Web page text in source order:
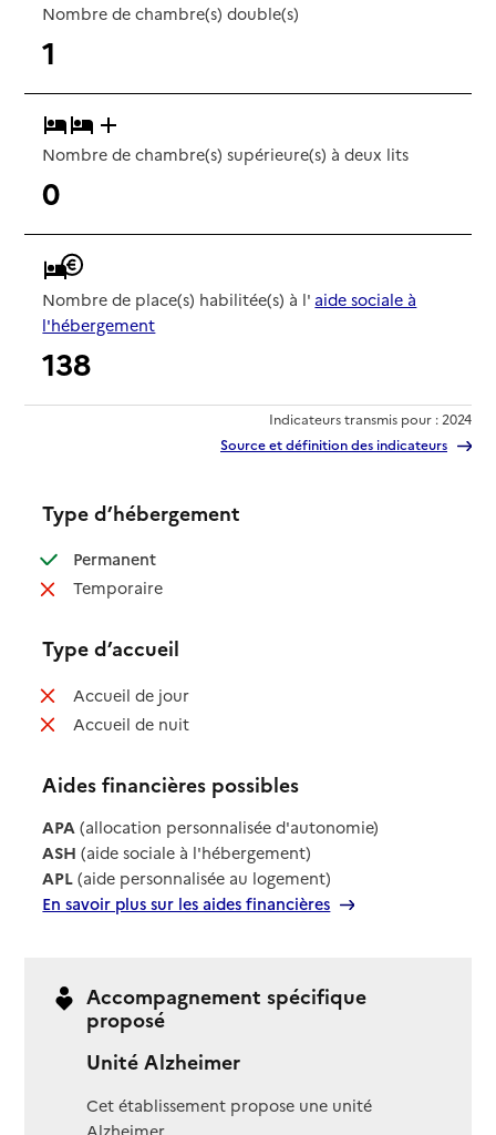
Nombre de chambre(s) double(s)
1
Nombre de chambre(s) supérieure(s) à deux lits
0
Nombre de place(s) habilitée(s) à l' aide sociale à
l'hébergement
138
Indicateurs transmis pour : 2024
Source et définition des indicateurs
Type d’hébergement
Permanent: disponible
Temporaire: non disponible
Type d’accueil
Accueil de jour: non disponible
Accueil de nuit: non disponible
Aides financières possibles
APA (allocation personnalisée d'autonomie)
ASH (aide sociale à l'hébergement)
APL (aide personnalisée au logement)
En savoir plus sur les aides financières
Accompagnement spécifique
proposé
Unité Alzheimer
Cet établissement propose une unité